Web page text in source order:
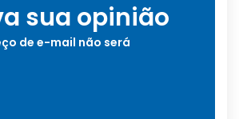
sua opinião
de e-mail não será